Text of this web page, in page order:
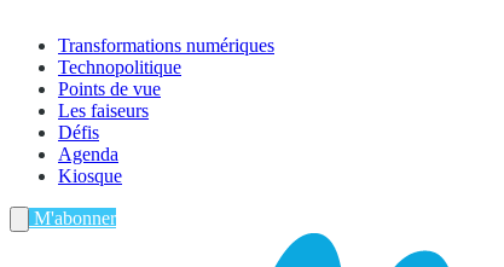
Transformations numériques
Technopolitique
Points de vue
Les faiseurs
Défis
Agenda
Kiosque
M'abonner